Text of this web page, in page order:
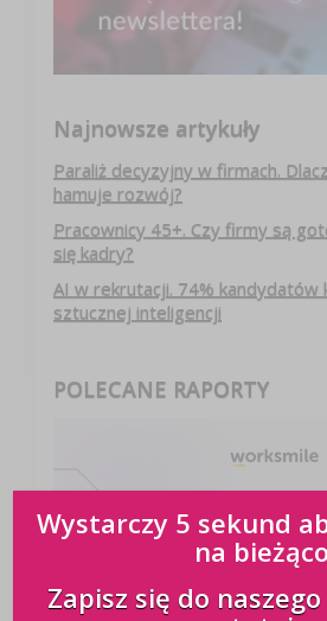
Najnowsze artykuły
Paraliż decyzyjny w firmach.
hamuje rozwój?
Pracownicy 45+. Czy firmy są
się kadry?
AI w rekrutacji. 74% kandydatów
sztucznej inteligencji
POLECANE RAPORTY
Wystarczy 5 sekund
na
Zapisz się do